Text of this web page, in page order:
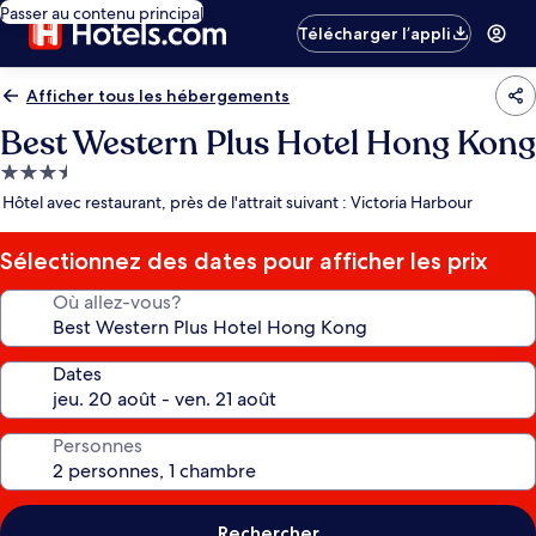
Passer au contenu principal
Télécharger l’appli
Afficher tous les hébergements
Best Western Plus Hotel Hong Kong
Hébergement
3.5 étoiles
Hôtel avec restaurant, près de l'attrait suivant : Victoria Harbour
Sélectionnez des dates pour afficher les prix
Où allez-vous?
Dates
Personnes